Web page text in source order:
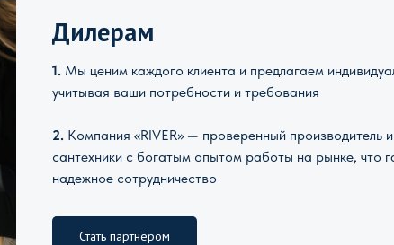
Дилерам
1. Мы ценим каждого клиента и предлагаем
учитывая ваши потребности и требования
2. Компания «RIVER» — проверенный производитель
сантехники с богатым опытом работы на рынке, что
надежное сотрудничество
Стать партнёром